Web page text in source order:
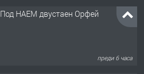
Нов апартамент на ул. Липа до
преди 6 часа